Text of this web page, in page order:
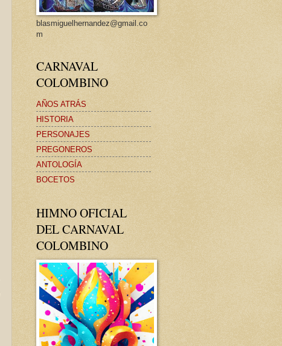
blasmiguelhernandez@gmail.co
m
CARNAVAL
COLOMBINO
AÑOS ATRÁS
HISTORIA
PERSONAJES
PREGONEROS
ANTOLOGÍA
BOCETOS
HIMNO OFICIAL
DEL CARNAVAL
COLOMBINO